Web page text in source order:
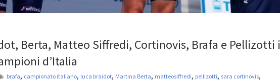
Berta, Matteo Siffredi, Cortinovis, Brafa e Pellizotti i
d’Italia
brafa, campionato italiano, luca braidot, Martina Berta, matteosiffredi, pellizotti, sara cortinovis,